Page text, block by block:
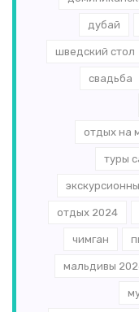
дубай
шведский стол
свадьба
отдых на
туры
отдых 2024
чимган
мальдивы